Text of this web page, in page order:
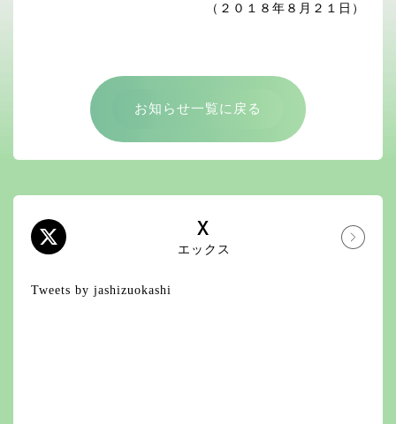
（２０１８年８月２１日）
お知らせ一覧に戻る
X
エックス
Tweets by jashizuokashi